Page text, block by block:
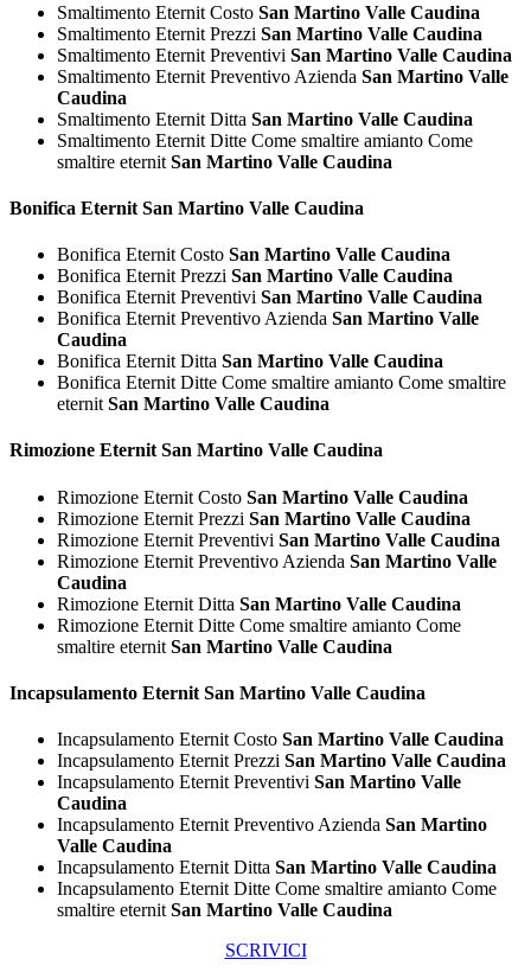
Smaltimento Eternit Costo San Martino Valle Caudina
Smaltimento Eternit Prezzi San Martino Valle Caudina
Smaltimento Eternit Preventivi San Martino Valle Caudina
Smaltimento Eternit Preventivo Azienda San Martino Valle
Caudina
Smaltimento Eternit Ditta San Martino Valle Caudina
Smaltimento Eternit Ditte Come smaltire amianto Come
smaltire eternit San Martino Valle Caudina
Bonifica Eternit San Martino Valle Caudina
Bonifica Eternit Costo San Martino Valle Caudina
Bonifica Eternit Prezzi San Martino Valle Caudina
Bonifica Eternit Preventivi San Martino Valle Caudina
Bonifica Eternit Preventivo Azienda San Martino Valle
Caudina
Bonifica Eternit Ditta San Martino Valle Caudina
Bonifica Eternit Ditte Come smaltire amianto Come smaltire
eternit San Martino Valle Caudina
Rimozione Eternit San Martino Valle Caudina
Rimozione Eternit Costo San Martino Valle Caudina
Rimozione Eternit Prezzi San Martino Valle Caudina
Rimozione Eternit Preventivi San Martino Valle Caudina
Rimozione Eternit Preventivo Azienda San Martino Valle
Caudina
Rimozione Eternit Ditta San Martino Valle Caudina
Rimozione Eternit Ditte Come smaltire amianto Come
smaltire eternit San Martino Valle Caudina
Incapsulamento Eternit San Martino Valle Caudina
Incapsulamento Eternit Costo San Martino Valle Caudina
Incapsulamento Eternit Prezzi San Martino Valle Caudina
Incapsulamento Eternit Preventivi San Martino Valle
Caudina
Incapsulamento Eternit Preventivo Azienda San Martino
Valle Caudina
Incapsulamento Eternit Ditta San Martino Valle Caudina
Incapsulamento Eternit Ditte Come smaltire amianto Come
smaltire eternit San Martino Valle Caudina
SCRIVICI